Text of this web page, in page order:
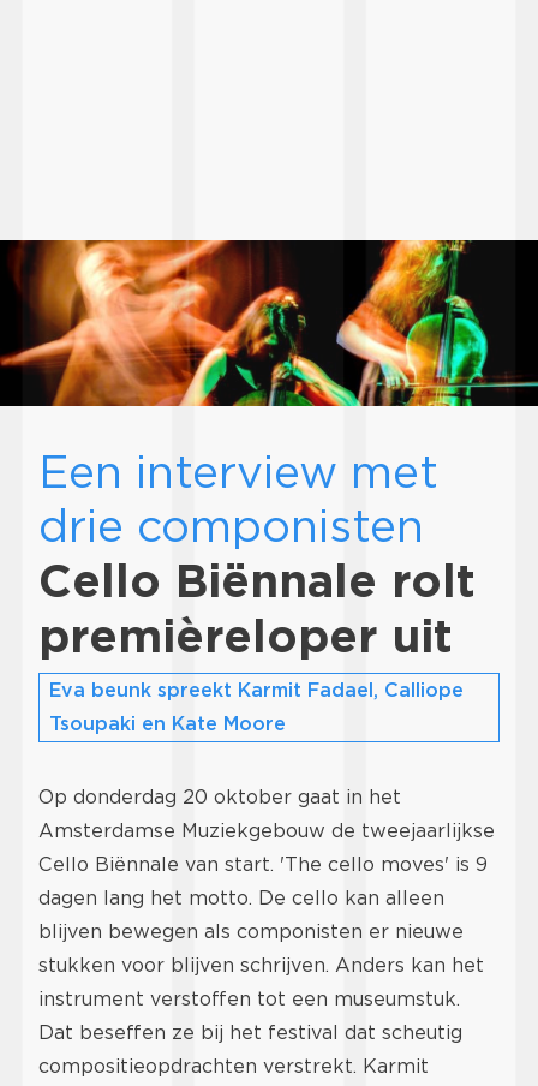
Een interview met
drie componisten
Cello Biënnale rolt
premièreloper uit
Eva beunk spreekt Karmit Fadael, Calliope
Tsoupaki en Kate Moore
Op donderdag 20 oktober gaat in het
Amsterdamse Muziekgebouw de tweejaarlijkse
Cello Biënnale van start. 'The cello moves' is 9
dagen lang het motto. De cello kan alleen
blijven bewegen als componisten er nieuwe
stukken voor blijven schrijven. Anders kan het
instrument verstoffen tot een museumstuk.
Dat beseffen ze bij het festival dat scheutig
compositieopdrachten verstrekt. Karmit